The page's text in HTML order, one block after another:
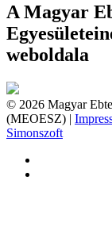
A Magyar
weboldala
© 2026 Magyar
(MEOESZ) |
Simonszoft